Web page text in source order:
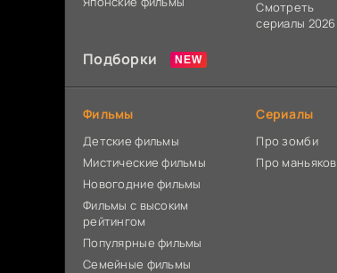
Смотреть
сериалы 2026
Подборки
Фильмы
Детские фильмы
Мистические фильмы
Новогодние фильмы
Фильмы с высоким
рейтингом
Популярные фильмы
Семейные фильмы
Сериалы
Про зомби
Про маньяков